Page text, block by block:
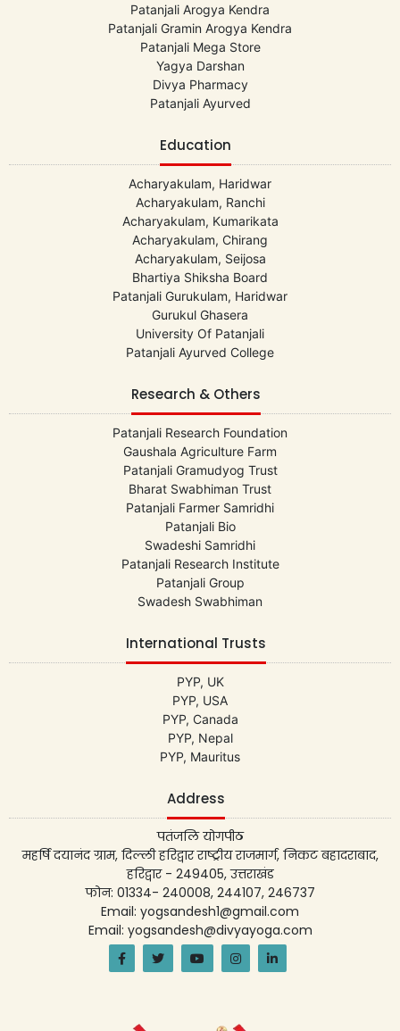
Patanjali Arogya Kendra
Patanjali Gramin Arogya Kendra
Patanjali Mega Store
Yagya Darshan
Divya Pharmacy
Patanjali Ayurved
Education
Acharyakulam, Haridwar
Acharyakulam, Ranchi
Acharyakulam, Kumarikata
Acharyakulam, Chirang
Acharyakulam, Seijosa
Bhartiya Shiksha Board
Patanjali Gurukulam, Haridwar
Gurukul Ghasera
University Of Patanjali
Patanjali Ayurved College
Research & Others
Patanjali Research Foundation
Gaushala Agriculture Farm
Patanjali Gramudyog Trust
Bharat Swabhiman Trust
Patanjali Farmer Samridhi
Patanjali Bio
Swadeshi Samridhi
Patanjali Research Institute
Patanjali Group
Swadesh Swabhiman
International Trusts
PYP, UK
PYP, USA
PYP, Canada
PYP, Nepal
PYP, Mauritus
Address
पतंजलि योगपीठ
महर्षि दयानंद ग्राम, दिल्ली हरिद्वार राष्ट्रीय राजमार्ग, निकट बहादराबाद,
हरिद्वार - 249405, उत्तराखंड
फोन: 01334- 240008, 244107, 246737
Email: yogsandesh1@gmail.com
Email: yogsandesh@divyayoga.com